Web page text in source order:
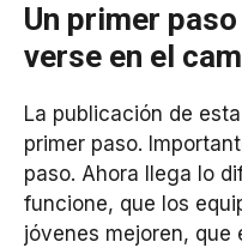
Un primer
verse en el
La publicación de
primer paso.
paso. Ahora llega lo
funcione, que los
jóvenes mejoren, que